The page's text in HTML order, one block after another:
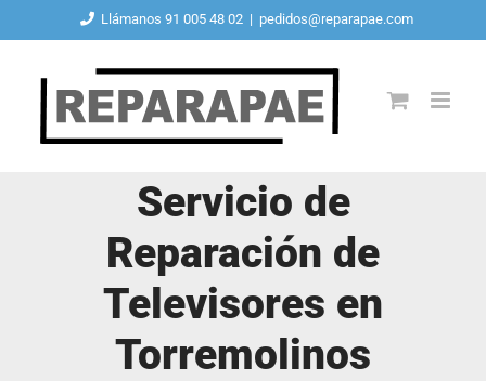
contenido
Llámanos 91 005 48 02 | pedidos@reparapae.com
Servicio de
Reparación de
Televisores en
Torremolinos